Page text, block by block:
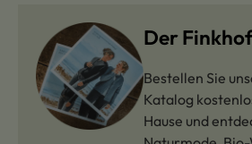
Der
Bestellen Sie
Katalog
Hause und